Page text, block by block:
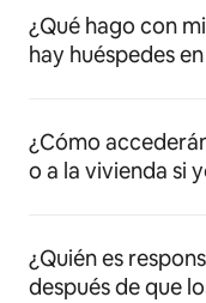
¿Qué hago con
hay huéspedes
¿Cómo
o a la vivienda si
¿Quién es
después de que